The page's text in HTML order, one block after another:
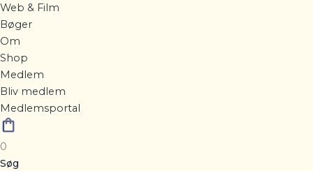
Web & Film
Bøger
Om
Shop
Medlem
Bliv medlem
Medlemsportal
0
Søg